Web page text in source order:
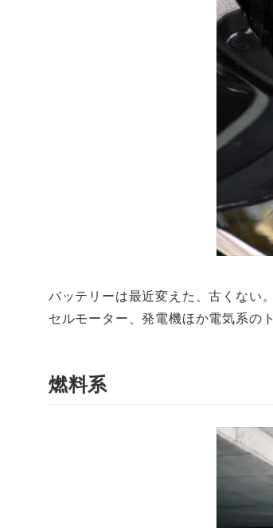
バッテリーは最近変えた、古くない
セルモーター、発電機ほか電気系の
燃料系